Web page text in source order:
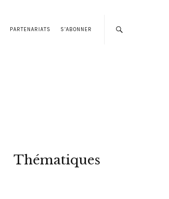
PARTENARIATS S’ABONNER
Thématiques